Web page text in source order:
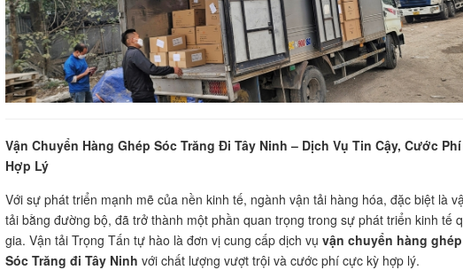
Vận Chuyển Hàng Ghép Sóc Trăng Đi Tây Ninh – Dịch Vụ Tin Cậy, Cước Phí
Hợp Lý
Với sự phát triển mạnh mẽ của nền kinh tế, ngành vận tải hàng hóa, đặc biệt là
tải bằng đường bộ, đã trở thành một phần quan trọng trong sự phát triển kinh tế
gia. Vận tải Trọng Tấn tự hào là đơn vị cung cấp dịch vụ vận chuyển hàng ghép
Sóc Trăng đi Tây Ninh với chất lượng vượt trội và cước phí cực kỳ hợp lý.